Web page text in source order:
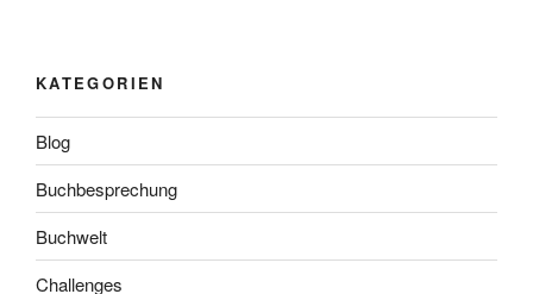
KATEGORIEN
Blog
Buchbesprechung
Buchwelt
Challenges